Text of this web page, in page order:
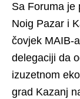
Sa Foruma je
Noig Pazar i
čovjek MAIB-
delegaciji da
izuzetnom
grad Kazanj